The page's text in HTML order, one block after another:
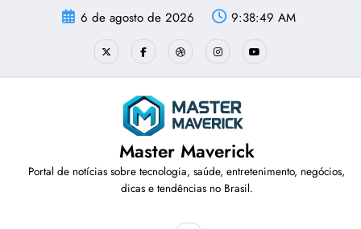
6 de agosto de 2026 9:38:50 AM
Master Maverick
Portal de notícias sobre tecnologia, saúde, entretenimento, negócios,
dicas e tendências no Brasil.